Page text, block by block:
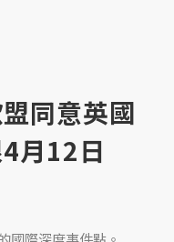
同意英國
4月12日